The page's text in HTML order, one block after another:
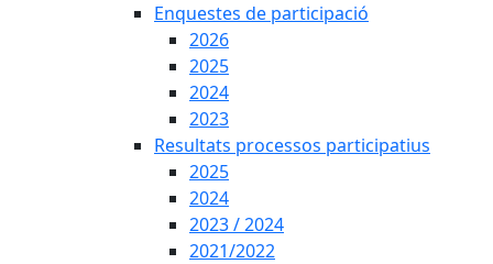
Enquestes de participació
2026
2025
2024
2023
Resultats processos participatius
2025
2024
2023 / 2024
2021/2022